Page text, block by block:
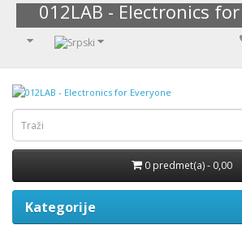
012LAB - Electronics
0 predmet(a) - 0,00
Kategorije